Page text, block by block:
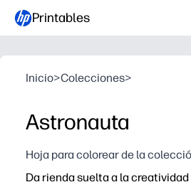
Printables
Inicio>Colecciones>
Astronauta
Hoja para colorear de la
Da rienda suelta a la